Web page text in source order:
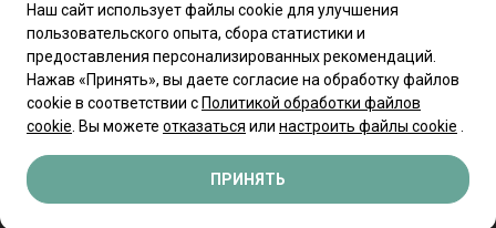
Обращаем Ваше внимание, что вся представленная на сайте
информация, касающаяся комплектаций, технических
характеристик, цветовых сочетаний, а также стоимости
автомобилей и сервисного обслуживания носит
информационный характер и не является публичной
офертой, определяемой п.2 ст.407 Гражданского кодекса
Республики Беларусь.
Copyright 2023
Наш сайт использует файлы cookie для улучшения
пользовательского опыта, сбора статистики и
предоставления персонализированных рекомендаций.
Нажав «Принять», вы даете согласие на обработку файлов
cookie в соответствии с Политикой обработки файлов
cookie . Вы можете отказаться или настроить файлы cookie
ПРИНЯТЬ